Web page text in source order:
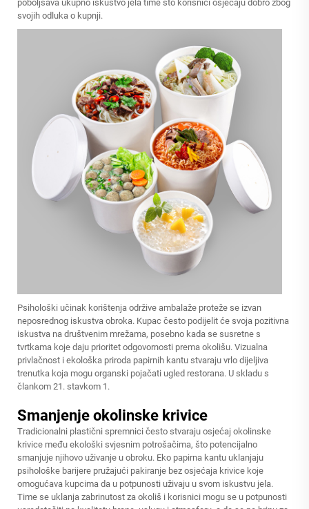
poboljšava ukupno iskustvo jela time što korisnici osjećaju dobro zbog
svojih odluka o kupnji.
Psihološki učinak korištenja održive ambalaže proteže se izvan
neposrednog iskustva obroka. Kupac često podijelit će svoja pozitivna
iskustva na društvenim mrežama, posebno kada se susretne s
tvrtkama koje daju prioritet odgovornosti prema okolišu. Vizualna
privlačnost i ekološka priroda papirnih kantu stvaraju vrlo dijeljiva
trenutka koja mogu organski pojačati ugled restorana. U skladu s
člankom 21. stavkom 1.
Smanjenje okolinske krivice
Tradicionalni plastični spremnici često stvaraju osjećaj okolinske
krivice među ekološki svjesnim potrošačima, što potencijalno
smanjuje njihovo uživanje u obroku. Eko papirna kantu uklanjaju
psihološke barijere pružajući pakiranje bez osjećaja krivice koje
omogućava kupcima da u potpunosti uživaju u svom iskustvu jela.
Time se uklanja zabrinutost za okoliš i korisnici mogu se u potpunosti